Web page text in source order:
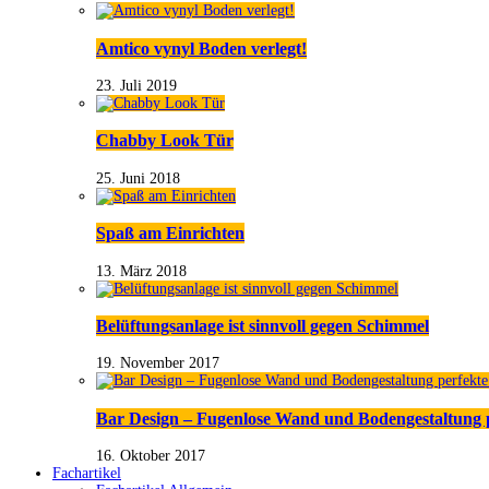
Amtico vynyl Boden verlegt!
23. Juli 2019
Chabby Look Tür
25. Juni 2018
Spaß am Einrichten
13. März 2018
Belüftungsanlage ist sinnvoll gegen Schimmel
19. November 2017
Bar Design – Fugenlose Wand und
16. Oktober 2017
Fachartikel